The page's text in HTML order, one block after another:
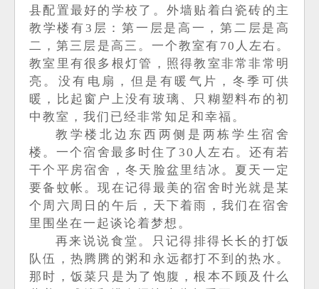
县配置最好的学校了。外墙贴着白瓷砖的主
教学楼有3层 ：第一层是高一，第二层是高
二，第三层是高三。一个教室有 70人左右。
教室里有很多根灯管，照得教室非常非常明
亮。没有电扇，但是有暖气片，冬季可供
暖，比起窗户上没有玻璃、只糊塑料布的初
中教室，我们已经非常知足和幸福。
教学楼北边东西两侧是两栋学生宿舍
楼。一个宿舍最多时住了30人左右。还有若
干个平房宿舍，冬天脸盆里结冰。夏天一定
要备蚊帐。现在记得最美的宿舍时光就是某
个周六周日的午后，天下着雨，我们在宿舍
里围坐在一起谈论着梦想。
再来说说食堂。只记得排得长长的打饭
队伍，热腾腾的粥和永远都打不到的热水。
那时，饭菜只是为了饱腹，根本不顾及什么